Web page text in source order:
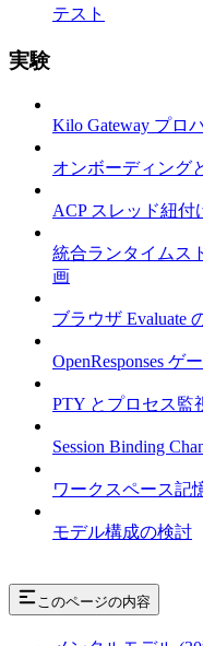
テスト
実験
Kilo Gateway プロ
オンボーディング
ACP スレッド紐付
統合ランタイムス
画
ブラウザ Evaluate
OpenResponses ゲ
PTY とプロセス監
Session Binding
ワークスペース記
モデル構成の検討
このページの内容